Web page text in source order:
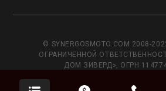
© SYNERGOSMOTO.COM 2008-
ОГРАНИЧЕННОЙ
ДОМ ЗИВЕРД», ОГРН
характер и не является